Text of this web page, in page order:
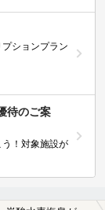
ションプラン
待のご案
！対象施設が